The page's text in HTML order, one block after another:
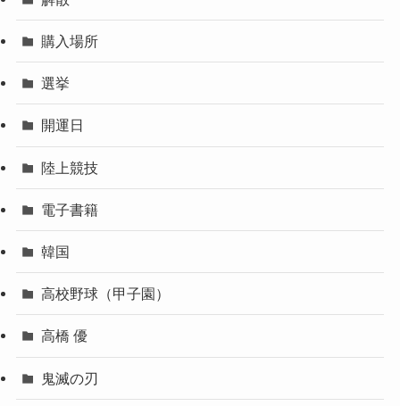
購入場所
選挙
開運日
陸上競技
電子書籍
韓国
高校野球（甲子園）
高橋 優
鬼滅の刃